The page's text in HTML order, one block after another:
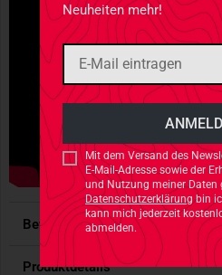
Neuheiten mehr!
Mit dem Versand des
E-Mail-Adresse sowie der
und Nutzung meiner Daten
Datenschutzerklärungbin
kann mich jederzeit
abmelden.
Bewertungen
Produktdetails